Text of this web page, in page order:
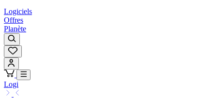
Logiciels
Offres
Planète
Logi